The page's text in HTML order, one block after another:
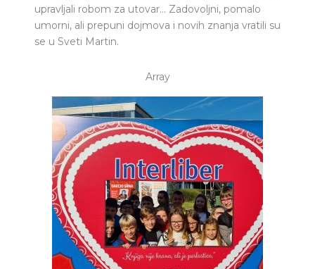
upravljali robom za utovar… Zadovoljni, pomalo
umorni, ali prepuni dojmova i novih znanja vratili su
se u Sveti Martin.
Array